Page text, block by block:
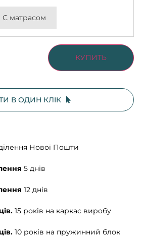
С матрасом
КУПИТЬ
В ОДИН КЛІК
Нової Пошти
5 днів
12 днів
15 років на каркас виробу
10 років на пружинний блок